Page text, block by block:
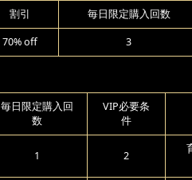
割引 毎日限定購入回数
70% off 3
毎日限定購入回
数
VIP必要条
件
1 2